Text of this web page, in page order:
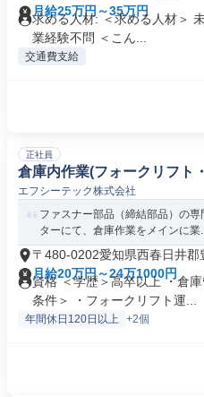
月給25万円～35万円
求める人材: ＜求める人材＞
業経験不問 ＜こん...
交通費支給
正社員
倉庫内作業(フォークリフト
エフシーテック株式会社
ファスナー部品（締結部品）の
ターにて、倉庫作業をメインに業
〒480-0202愛知県西春日井郡
月給20万円～24万1000円
資格 ＜学歴＞高卒以上 ・倉
条件＞ ・フォークリフト運...
年間休日120日以上 +2個